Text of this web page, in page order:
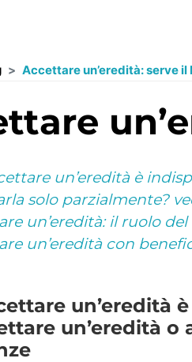
Accettare un’eredità: serve il
un’eredità è
solo parzialmente?
un’eredità: il ruolo
un’eredità con
un’eredità
un’eredità